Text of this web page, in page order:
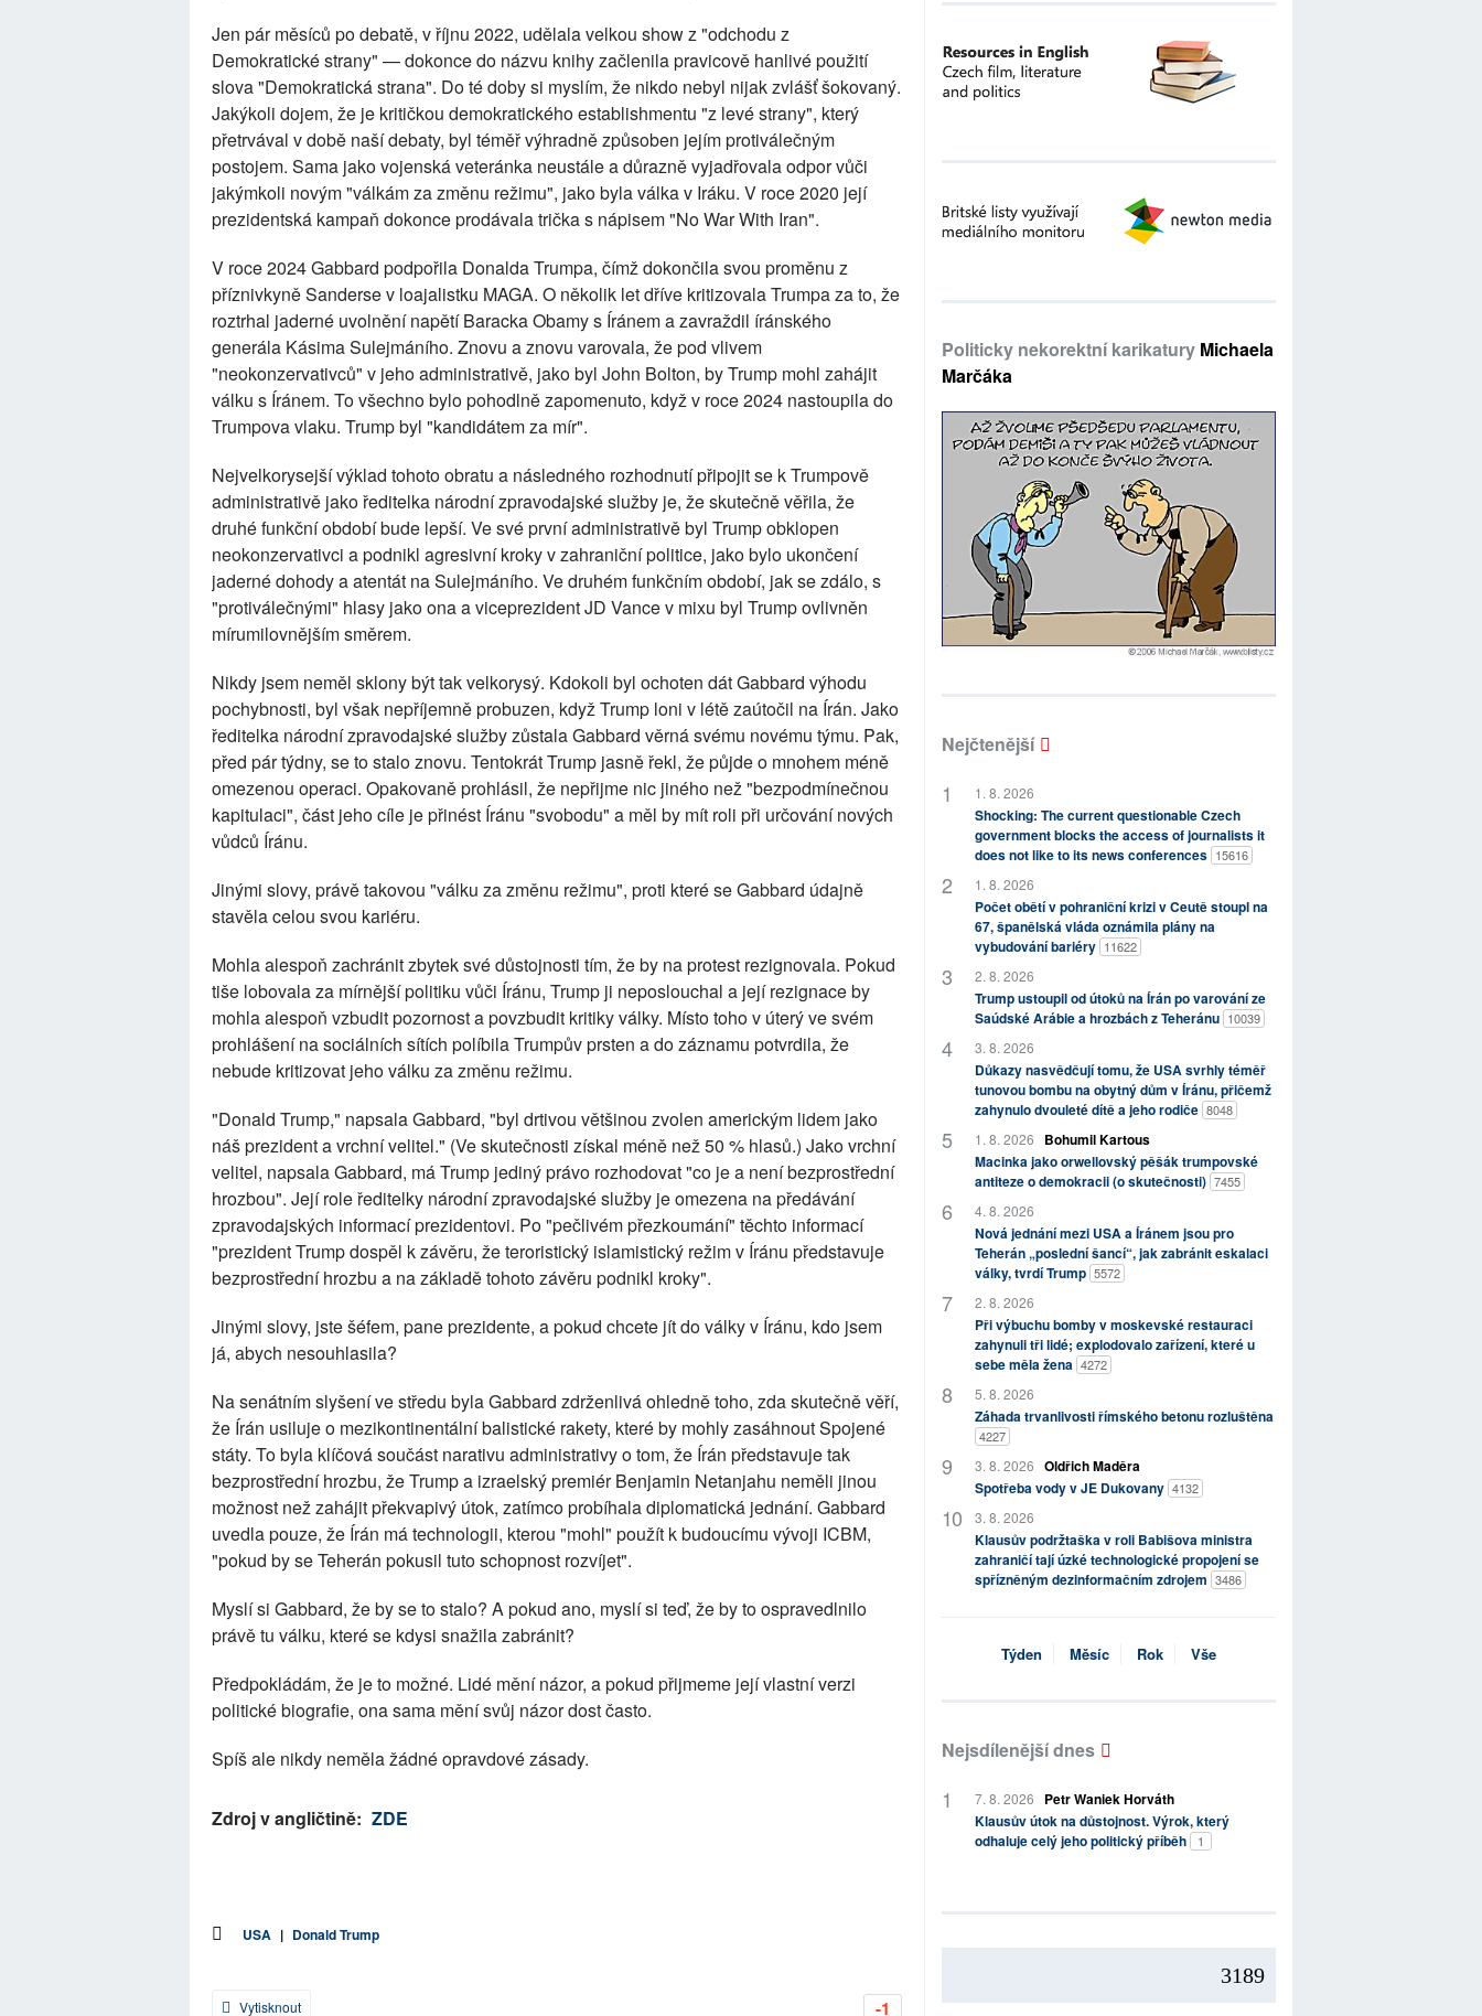
Jen pár měsíců po debatě, v říjnu 2022, udělala velkou show z "odchodu z
Demokratické strany" — dokonce do názvu knihy začlenila pravicově hanlivé použití
slova "Demokratická strana". Do té doby si myslím, že nikdo nebyl nijak zvlášť šokovaný.
Jakýkoli dojem, že je kritičkou demokratického establishmentu "z levé strany", který
přetrvával v době naší debaty, byl téměř výhradně způsoben jejím protiválečným
postojem. Sama jako vojenská veteránka neustále a důrazně vyjadřovala odpor vůči
jakýmkoli novým "válkám za změnu režimu", jako byla válka v Iráku. V roce 2020 její
prezidentská kampaň dokonce prodávala trička s nápisem "No War With Iran".
V roce 2024 Gabbard podpořila Donalda Trumpa, čímž dokončila svou proměnu z
příznivkyně Sanderse v loajalistku MAGA. O několik let dříve kritizovala Trumpa za to, že
roztrhal jaderné uvolnění napětí Baracka Obamy s Íránem a zavraždil íránského
generála Kásima Sulejmáního. Znovu a znovu varovala, že pod vlivem
"neokonzervativců" v jeho administrativě, jako byl John Bolton, by Trump mohl zahájit
válku s Íránem. To všechno bylo pohodlně zapomenuto, když v roce 2024 nastoupila do
Trumpova vlaku. Trump byl "kandidátem za mír".
Nejvelkorysejší výklad tohoto obratu a následného rozhodnutí připojit se k Trumpově
administrativě jako ředitelka národní zpravodajské služby je, že skutečně věřila, že
druhé funkční období bude lepší. Ve své první administrativě byl Trump obklopen
neokonzervativci a podnikl agresivní kroky v zahraniční politice, jako bylo ukončení
jaderné dohody a atentát na Sulejmáního. Ve druhém funkčním období, jak se zdálo, s
"protiválečnými" hlasy jako ona a viceprezident JD Vance v mixu byl Trump ovlivněn
mírumilovnějším směrem.
Nikdy jsem neměl sklony být tak velkorysý. Kdokoli byl ochoten dát Gabbard výhodu
pochybnosti, byl však nepříjemně probuzen, když Trump loni v létě zaútočil na Írán. Jako
ředitelka národní zpravodajské služby zůstala Gabbard věrná svému novému týmu. Pak,
před pár týdny, se to stalo znovu. Tentokrát Trump jasně řekl, že půjde o mnohem méně
omezenou operaci. Opakovaně prohlásil, že nepřijme nic jiného než "bezpodmínečnou
kapitulaci", část jeho cíle je přinést Íránu "svobodu" a měl by mít roli při určování nových
vůdců Íránu.
Jinými slovy, právě takovou "válku za změnu režimu", proti které se Gabbard údajně
stavěla celou svou kariéru.
Mohla alespoň zachránit zbytek své důstojnosti tím, že by na protest rezignovala. Pokud
tiše lobovala za mírnější politiku vůči Íránu, Trump ji neposlouchal a její rezignace by
mohla alespoň vzbudit pozornost a povzbudit kritiky války. Místo toho v úterý ve svém
prohlášení na sociálních sítích políbila Trumpův prsten a do záznamu potvrdila, že
nebude kritizovat jeho válku za změnu režimu.
"Donald Trump," napsala Gabbard, "byl drtivou většinou zvolen americkým lidem jako
náš prezident a vrchní velitel." (Ve skutečnosti získal méně než 50 % hlasů.) Jako vrchní
velitel, napsala Gabbard, má Trump jediný právo rozhodovat "co je a není bezprostřední
hrozbou". Její role ředitelky národní zpravodajské služby je omezena na předávání
zpravodajských informací prezidentovi. Po "pečlivém přezkoumání" těchto informací
"prezident Trump dospěl k závěru, že teroristický islamistický režim v Íránu představuje
bezprostřední hrozbu a na základě tohoto závěru podnikl kroky".
Jinými slovy, jste šéfem, pane prezidente, a pokud chcete jít do války v Íránu, kdo jsem
já, abych nesouhlasila?
Na senátním slyšení ve středu byla Gabbard zdrženlivá ohledně toho, zda skutečně věří,
že Írán usiluje o mezikontinentální balistické rakety, které by mohly zasáhnout Spojené
státy. To byla klíčová součást narativu administrativy o tom, že Írán představuje tak
bezprostřední hrozbu, že Trump a izraelský premiér Benjamin Netanjahu neměli jinou
možnost než zahájit překvapivý útok, zatímco probíhala diplomatická jednání. Gabbard
uvedla pouze, že Írán má technologii, kterou "mohl" použít k budoucímu vývoji ICBM,
"pokud by se Teherán pokusil tuto schopnost rozvíjet".
Myslí si Gabbard, že by se to stalo? A pokud ano, myslí si teď, že by to ospravedlnilo
právě tu válku, které se kdysi snažila zabránit?
Předpokládám, že je to možné. Lidé mění názor, a pokud přijmeme její vlastní verzi
politické biografie, ona sama mění svůj názor dost často.
Spíš ale nikdy neměla žádné opravdové zásady.
Zdroj v angličtině: ZDE
USA | Donald Trump
-1
Vytisknout
Politicky nekorektní karikatury Michaela
Marčáka
Nejčtenější
1. 8. 2026
Shocking: The current questionable Czech
government blocks the access of journalists it
does not like to its news conferences 15616
1. 8. 2026
Počet obětí v pohraniční krizi v Ceutě stoupl na
67, španělská vláda oznámila plány na
vybudování bariéry 11622
2. 8. 2026
Trump ustoupil od útoků na Írán po varování ze
Saúdské Arábie a hrozbách z Teheránu 10039
3. 8. 2026
Důkazy nasvědčují tomu, že USA svrhly téměř
tunovou bombu na obytný dům v Íránu, přičemž
zahynulo dvouleté dítě a jeho rodiče 8048
1. 8. 2026
Bohumil Kartous
Macinka jako orwellovský pěšák trumpovské
antiteze o demokracii (o skutečnosti) 7455
4. 8. 2026
Nová jednání mezi USA a Íránem jsou pro
Teherán „poslední šancí“, jak zabránit eskalaci
války, tvrdí Trump 5572
2. 8. 2026
Při výbuchu bomby v moskevské restauraci
zahynuli tři lidé; explodovalo zařízení, které u
sebe měla žena 4272
5. 8. 2026
Záhada trvanlivosti římského betonu rozluštěna
4227
3. 8. 2026 Oldřich Maděra
Spotřeba vody v JE Dukovany 4132
3. 8. 2026
Klausův podržtaška v roli Babišova ministra
zahraničí tají úzké technologické propojení se
spřízněným dezinformačním zdrojem 3486
Týden Měsíc Rok Vše
Nejsdílenější dnes
7. 8. 2026
Petr Waniek Horváth
Klausův útok na důstojnost. Výrok, který
odhaluje celý jeho politický příběh
1
3189